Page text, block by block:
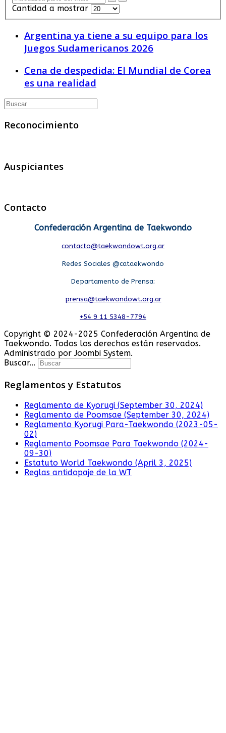
Cantidad a mostrar
Argentina ya tiene a su equipo para los
Juegos Sudamericanos 2026
Cena de despedida: El Mundial de Corea
es una realidad
Reconocimiento
Auspiciantes
Contacto
Confederación Argentina de Taekwondo
contacto@taekwondowt.org.ar
Redes Sociales @cataekwondo
Departamento de Prensa:
prensa@taekwondowt.org.ar
+54 9 11 5348-7794
Copyright © 2024-2025 Confederación Argentina de
Taekwondo. Todos los derechos están reservados.
Administrado por Joombi System.
Buscar...
Reglamentos y Estatutos
Reglamento de Kyorugi (September 30, 2024)
Reglamento de Poomsae (September 30, 2024)
Reglamento Kyorugi Para-Taekwondo (2023-05-
02)
Reglamento Poomsae Para Taekwondo (2024-
09-30)
Estatuto World Taekwondo (April 3, 2025)
Reglas antidopaje de la WT